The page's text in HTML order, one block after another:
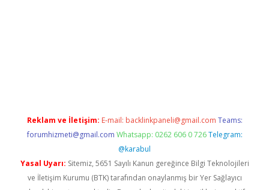
Reklam ve İletişim: E-mail: backlinkpaneli@gmail.com Teams:
forumhizmeti@gmail.com Whatsapp: 0262 606 0 726 Telegram:
@karabul
Yasal Uyarı: Sitemiz, 5651 Sayılı Kanun gereğince Bilgi Teknolojileri
ve İletişim Kurumu (BTK) tarafından onaylanmış bir Yer Sağlayıcı